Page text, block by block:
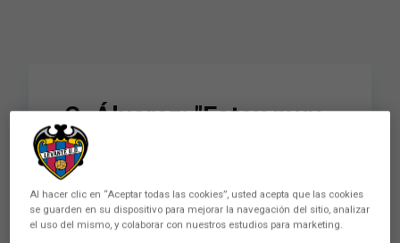
C. Álvarez: "Estoy muy
feliz, meter un gol con
esta camiseta es muy
bonito"
Al hacer clic en “Aceptar todas las cookies”, usted acepta que las cookies
se guarden en su dispositivo para mejorar la navegación del sitio, analizar
el uso del mismo, y colaborar con nuestros estudios para marketing.